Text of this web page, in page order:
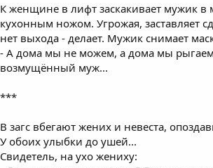
К женщине в лифт заскакивает мужик в
кухонным ножом. Угрожая, заставляет
нет выхода - делает. Мужик снимает
- А дома мы не можем, а дома мы
возмущённый муж...
***
В загс вбегают жених и невеста,
У обоих улыбки до ушей...
Свидетель, на ухо жениху: